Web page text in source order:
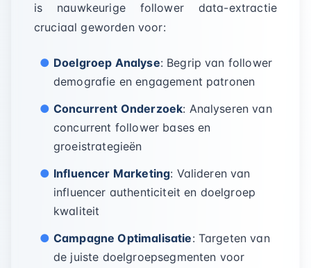
is nauwkeurige follower data-extractie
cruciaal geworden voor:
Doelgroep Analyse: Begrip van follower
demografie en engagement patronen
Concurrent Onderzoek: Analyseren van
concurrent follower bases en
groeistrategieën
Influencer Marketing: Valideren van
influencer authenticiteit en doelgroep
kwaliteit
Campagne Optimalisatie: Targeten van
de juiste doelgroepsegmenten voor